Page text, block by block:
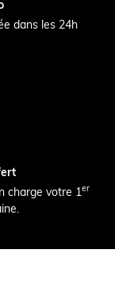
dans les 24h
charge votre 1er